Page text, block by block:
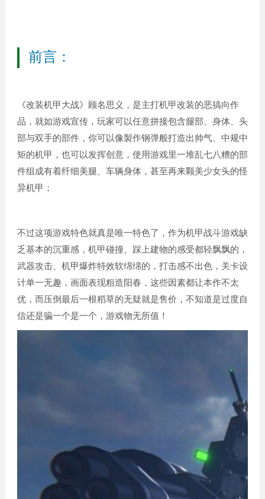
前言：
《改装机甲大战》顾名思义，是主打机甲改装的恶搞向作
品，就如游戏宣传，玩家可以任意拼接包含腿部、身体、头
部与双手的部件，你可以像製作钢弹般打造出帅气、中规中
矩的机甲，也可以发挥创意，使用游戏里一堆乱七八糟的部
件组成有着纤细美腿、车辆身体，甚至再来颗美少女头的怪
异机甲；
不过这项游戏特色就真是唯一特色了，作为机甲战斗游戏缺
乏基本的沉重感，机甲碰撞、踩上建物的感受都轻飘飘的，
武器攻击、机甲爆炸特效软绵绵的，打击感不出色，关卡设
计单一无趣，画面表现粗造阳春，这些因素都让本作不太
优，而压倒最后一根稻草的无疑就是售价，不知道是过度自
信还是骗一个是一个，游戏物无所值！